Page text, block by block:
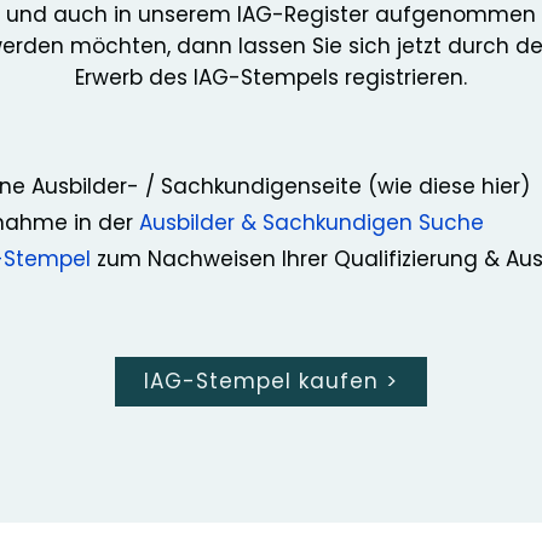
und auch in unserem IAG-Register aufgenommen
möchten, dann lassen Sie sich jetzt durch
Erwerb des IAG-Stempels registrieren.
Ausbilder- / Sachkundigenseite (wie diese hier)
in der Ausbilder & Sachkundigen Suche
zum Nachweisen Ihrer Qualifizierung &
IAG-Stempel kaufen >